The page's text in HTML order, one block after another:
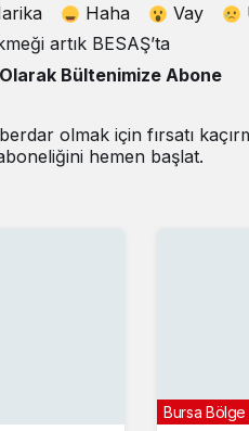
Haha Vay
artık BESAŞ’ta
Bültenimize Abone
olmak için fırsatı
hemen başlat.
Bursa Bölge